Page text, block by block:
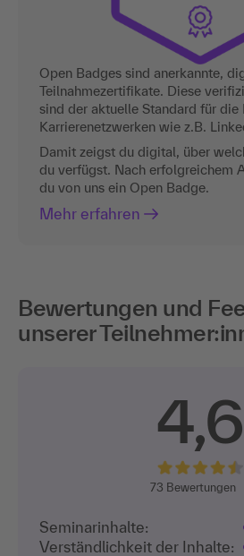
Open Badges sind anerkannte,
Teilnahmezertifikate. Diese
sind der aktuelle Standard für die
Karrierenetzwerken wie z.B.
Damit zeigst du digital, über
du verfügst. Nach erfolgreichem
du von uns ein Open Badge.
Mehr erfahren
Bewertungen und
unserer
4,6
73 Bewertungen
Seminarinhalte:
Verständlichkeit der Inhalte: